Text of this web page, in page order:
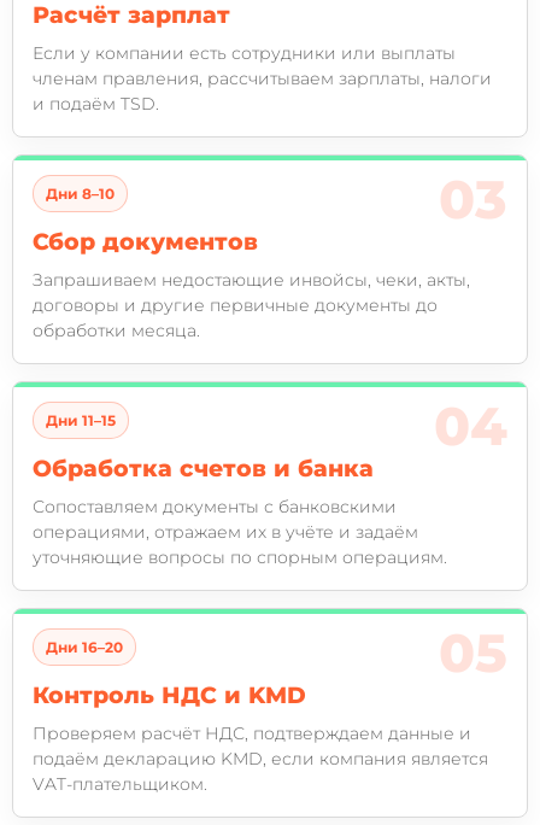
Расчёт зарплат
Если у компании есть сотрудники или выплаты
членам правления, рассчитываем зарплаты, налоги
и подаём TSD.
Дни 8–10
Сбор документов
Запрашиваем недостающие инвойсы, чеки, акты,
договоры и другие первичные документы до
обработки месяца.
Дни 11–15
Обработка счетов и банка
Сопоставляем документы с банковскими
операциями, отражаем их в учёте и задаём
уточняющие вопросы по спорным операциям.
Дни 16–20
Контроль НДС и KMD
Проверяем расчёт НДС, подтверждаем данные и
подаём декларацию KMD, если компания является
VAT-плательщиком.